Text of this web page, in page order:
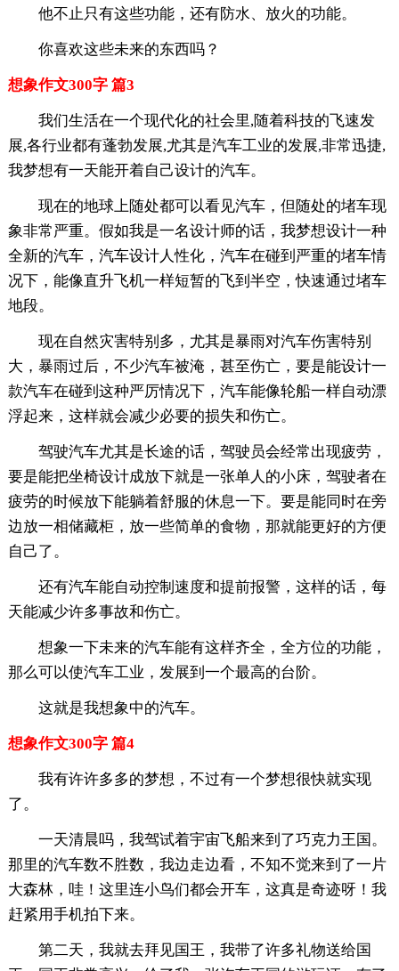
他不止只有这些功能，还有防水、放火的功能。
你喜欢这些未来的东西吗？
想象作文300字 篇3
我们生活在一个现代化的社会里,随着科技的飞速发
展,各行业都有蓬勃发展,尤其是汽车工业的发展,非常迅捷,
我梦想有一天能开着自己设计的汽车。
现在的地球上随处都可以看见汽车，但随处的堵车现
象非常严重。假如我是一名设计师的话，我梦想设计一种
全新的汽车，汽车设计人性化，汽车在碰到严重的堵车情
况下，能像直升飞机一样短暂的飞到半空，快速通过堵车
地段。
现在自然灾害特别多，尤其是暴雨对汽车伤害特别
大，暴雨过后，不少汽车被淹，甚至伤亡，要是能设计一
款汽车在碰到这种严厉情况下，汽车能像轮船一样自动漂
浮起来，这样就会减少必要的损失和伤亡。
驾驶汽车尤其是长途的话，驾驶员会经常出现疲劳，
要是能把坐椅设计成放下就是一张单人的小床，驾驶者在
疲劳的时候放下能躺着舒服的休息一下。要是能同时在旁
边放一相储藏柜，放一些简单的食物，那就能更好的方便
自己了。
还有汽车能自动控制速度和提前报警，这样的话，每
天能减少许多事故和伤亡。
想象一下未来的汽车能有这样齐全，全方位的功能，
那么可以使汽车工业，发展到一个最高的台阶。
这就是我想象中的汽车。
想象作文300字 篇4
我有许许多多的梦想，不过有一个梦想很快就实现
了。
一天清晨吗，我驾试着宇宙飞船来到了巧克力王国。
那里的汽车数不胜数，我边走边看，不知不觉来到了一片
大森林，哇！这里连小鸟们都会开车，这真是奇迹呀！我
赶紧用手机拍下来。
第二天，我就去拜见国王，我带了许多礼物送给国